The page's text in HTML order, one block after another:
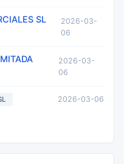
SL
2026-03-
06
2026-03-
06
2026-03-06